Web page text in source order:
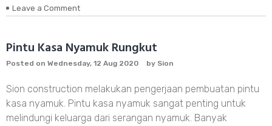
Leave a Comment
Lipat
Minimalis
Pintu Kasa Nyamuk Rungkut
Posted on Wednesday, 12 Aug 2020 by Sion
Sion construction melakukan pengerjaan pembuatan pintu
kasa nyamuk. Pintu kasa nyamuk sangat penting untuk
melindungi keluarga dari serangan nyamuk. Banyak